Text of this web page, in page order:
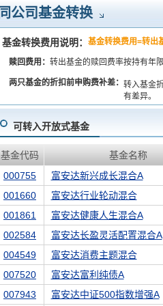
同公司基金转换
基金转换费用说明： 基金转换费用=转出
赎回费用： 转出基金的赎回费率按持有年
两只基金的折扣前申购费补差： 转入基金
有差异。
可转入开放式基金
基金代码
基金名称
000755
富安达新兴成长混合A
001660
富安达行业轮动混合
001861
富安达健康人生混合A
002584
富安达长盈灵活配置混合A
004549
富安达消费主题混合
007520
富安达富利纯债A
007943
富安达中证500指数增强A